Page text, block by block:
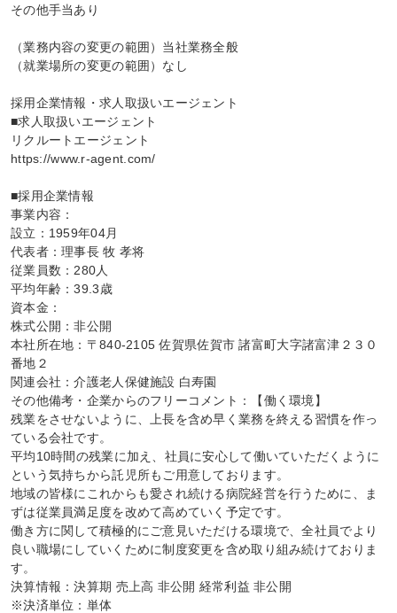
その他手当あり
（業務内容の変更の範囲）当社業務全般
（就業場所の変更の範囲）なし
採用企業情報・求人取扱いエージェント
■求人取扱いエージェント
リクルートエージェント
https://www.r-agent.com/
■採用企業情報
事業内容：
設立：1959年04月
代表者：理事長 牧 孝将
従業員数：280人
平均年齢：39.3歳
資本金：
株式公開：非公開
本社所在地：〒840-2105 佐賀県佐賀市 諸富町大字諸富津２３０
番地２
関連会社：介護老人保健施設 白寿園
その他備考・企業からのフリーコメント：【働く環境】
残業をさせないように、上長を含め早く業務を終える習慣を作っ
ている会社です。
平均10時間の残業に加え、社員に安心して働いていただくように
という気持ちから託児所もご用意しております。
地域の皆様にこれからも愛され続ける病院経営を行うために、ま
ずは従業員満足度を改めて高めていく予定です。
働き方に関して積極的にご意見いただける環境で、全社員でより
良い職場にしていくために制度変更を含め取り組み続けておりま
す。
決算情報：決算期 売上高 非公開 経常利益 非公開
※決済単位：単体